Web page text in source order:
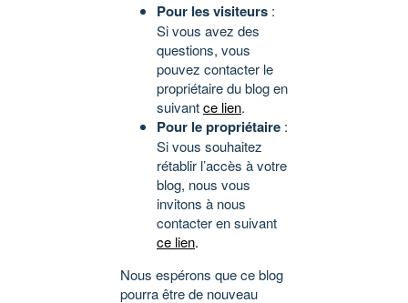
Pour les visiteurs :
Si vous avez des
questions, vous
pouvez contacter le
propriétaire du blog en
suivantce lien.
Pour le propriétaire :
Si vous souhaitez
rétablir l’accès à votre
blog, nous vous
invitons à nous
contacter en suivant
ce lien.
Nous espérons que ce blog
pourra être de nouveau